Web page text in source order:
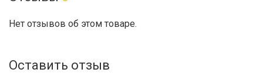
Нет отзывов об этом товаре.
Оставить отзыв